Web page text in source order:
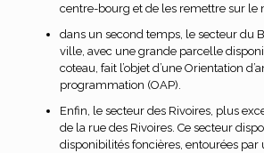
centre-bourg et de les remettre sur le
dans un second temps, le secteur du
ville, avec une grande parcelle
coteau, fait l’objet d’une Orientation
programmation (OAP).
Enfin, le secteur des Rivoires, plus
de la rue des Rivoires. Ce secteur
disponibilités foncières, entourées par